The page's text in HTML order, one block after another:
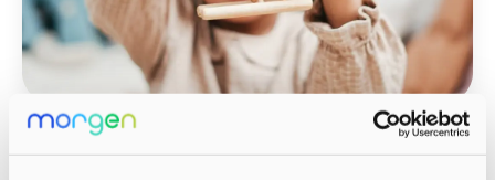
OVER MORGEN